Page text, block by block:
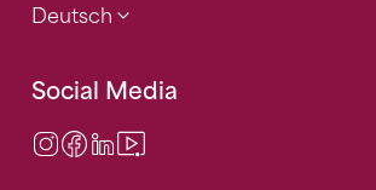
Deutsch
Social Media
Instagram
Facebook
LinkedIn